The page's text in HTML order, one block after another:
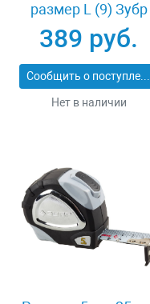
размер L (9) Зубр
11277-L
389 руб.
Сообщить о поступлении
Нет в наличии